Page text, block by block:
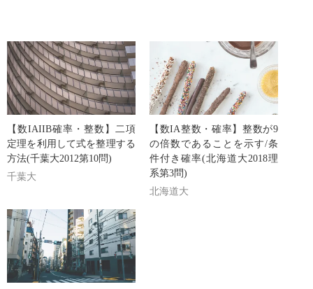
【数IAIIB確率・整数】二項
定理を利用して式を整理する
方法(千葉大2012第10問)
千葉大
【数IA整数・確率】整数が9
の倍数であることを示す/条
件付き確率(北海道大2018理
系第3問)
北海道大